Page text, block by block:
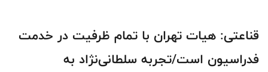
-
قناعتی: هیات تهران با تمام ظرفیت در خدمت
فدراسیون است/تجربه سلطانی‌نژاد به